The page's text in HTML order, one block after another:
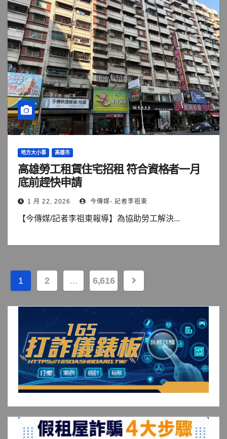
地方大小事 高雄市
高雄勞工租賃住宅招租 符合資格者一月
底前趕快申請
1 月 22, 2026 今傳媒- 記者李祖東
【今傳媒/記者李祖東報導】為協助勞工解決...
文
章
頁
1 2 ... 6,616